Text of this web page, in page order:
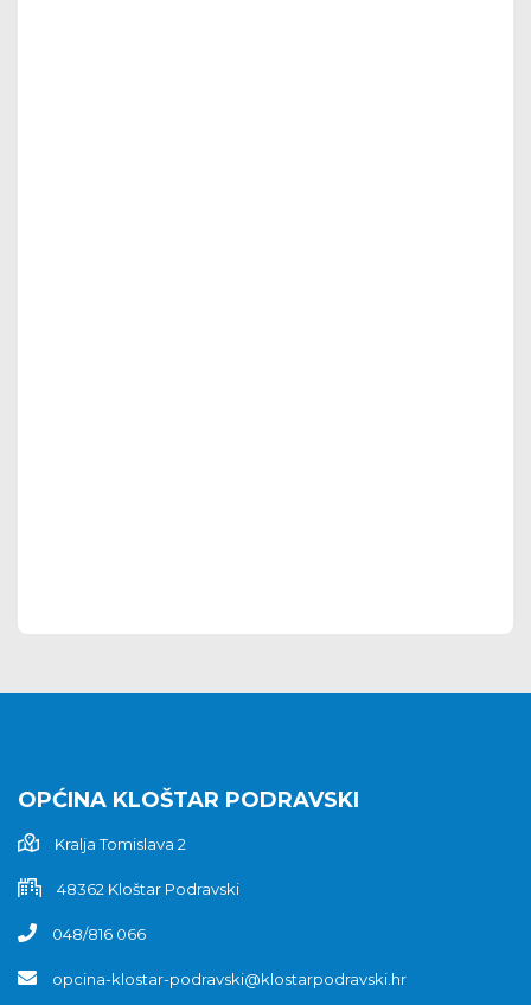
OPĆINA KLOŠTAR PODRAVSKI
Kralja Tomislava 2
48362 Kloštar Podravski
048/816 066
opcina-klostar-podravski@klostarpodravski.hr